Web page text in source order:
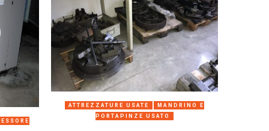
ANTEPRIMA
ATTREZZATURE USATE
MANDRINO E
PORTAPINZE USATO